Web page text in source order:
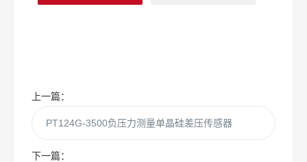
上一篇：
PT124G-3500负压力测量单晶硅差压传感器
下一篇：